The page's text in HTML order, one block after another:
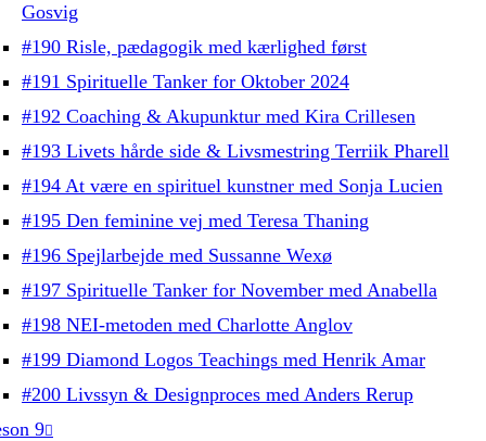
Gosvig
#190 Risle, pædagogik med kærlighed først
#191 Spirituelle Tanker for Oktober 2024
#192 Coaching & Akupunktur med Kira Crillesen
#193 Livets hårde side & Livsmestring Terriik Pharell
#194 At være en spirituel kunstner med Sonja Lucien
#195 Den feminine vej med Teresa Thaning
#196 Spejlarbejde med Sussanne Wexø
#197 Spirituelle Tanker for November med Anabella
#198 NEI-metoden med Charlotte Anglov
#199 Diamond Logos Teachings med Henrik Amar
#200 Livssyn & Designproces med Anders Rerup
9